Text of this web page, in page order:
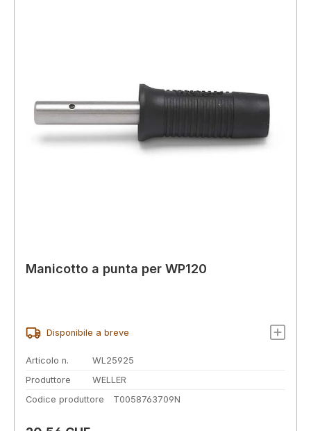
Manicotto a punta per WP120
Disponibile a breve
Articolo n.
WL25925
Produttore
WELLER
Codice produttore
T0058763709N